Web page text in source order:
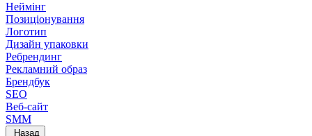
Неймінг
Позиціонування
Логотип
Дизайн упаковки
Ребрендинг
Рекламний образ
Брендбук
SEO
Веб-сайт
SMM
Назад